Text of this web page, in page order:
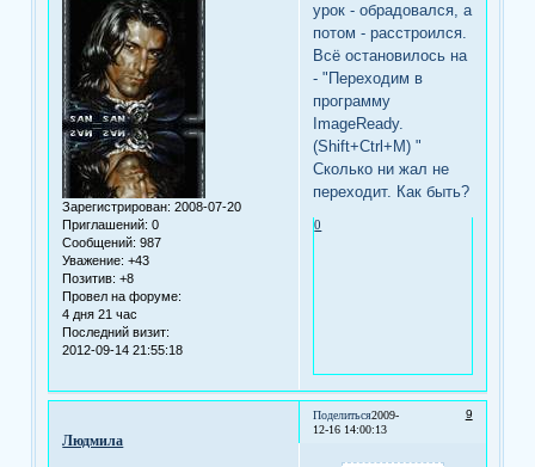
Зарегистрирован: 2008-07-20
Приглашений: 0
Сообщений: 987
Уважение: +43
Позитив: +8
Провел на форуме:
4 дня 21 час
Последний визит:
2012-09-14 21:55:18
урок - обрадовался, а
потом - расстроился.
Всё остановилось на
- "Переходим в
программу
ImageReady.
(Shift+Ctrl+M) "
Сколько ни жал не
переходит. Как быть?
0
Поделиться 9
2009-
12-16 14:00:13
Людмила